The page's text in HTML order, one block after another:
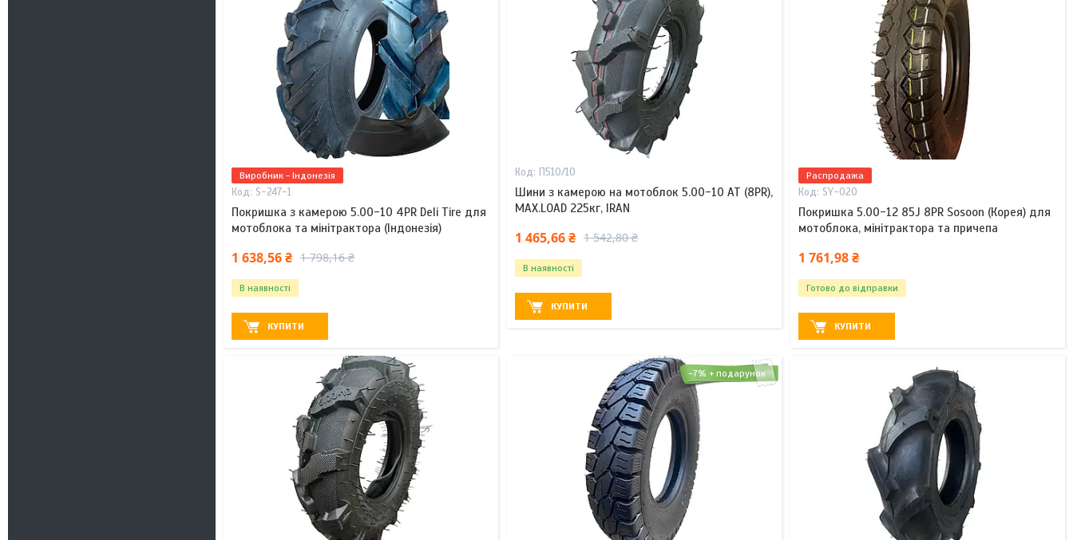
Виробник - Індонезія
S-247-1
Покришка з камерою 5.00-10 4PR Deli Tire для
мотоблока та мінітрактора (Індонезія)
1 638,56 ₴ 1 798,16 ₴
В наявності
КУПИТИ
П510/10
Шини з камерою на мотоблок 5.00-10 АТ (8PR),
MAX.LOAD 225кг, IRAN
1 465,66 ₴ 1 542,80 ₴
В наявності
КУПИТИ
Распродажа
SY-020
Покришка 5.00-12 85J 8PR Sosoon (Корея) для
мотоблока, мінітрактора та причепа
1 761,98 ₴
Готово до відправки
КУПИТИ
–7%